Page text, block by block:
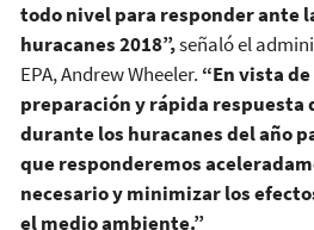
todo nivel para responder ante
huracanes 2018”,señaló el
EPA, Andrew Wheeler. “En vista
preparación y rápida respuesta
durante los huracanes del año
que responderemos
necesario y minimizar los
el medio ambiente.”